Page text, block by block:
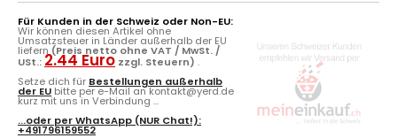
Für Kunden in der Schweiz oder Non-EU:
Wir können diesen Artikel ohne
Umsatzsteuer in Länder außerhalb der EU
liefern (Preis netto ohne VAT / MwSt. /
USt.: 2.44 Euro zzgl. Steuern) .
Setze dich für Bestellungen außerhalb
der EU bitte per e-Mail an kontakt@yerd.de
kurz mit uns in Verbindung ...
...oder perWhatsApp (NUR Chat!):
+491796159552